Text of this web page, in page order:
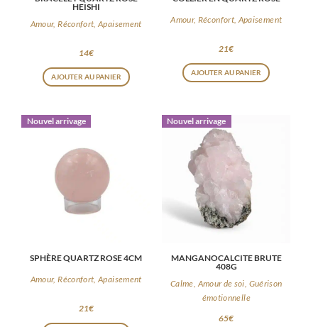
HEISHI
Amour, Réconfort, Apaisement
14€
AJOUTER AU PANIER
Amour, Réconfort, Apaisement
21€
AJOUTER AU PANIER
Nouvel arrivage
SPHÈRE QUARTZ ROSE 4CM
Amour, Réconfort, Apaisement
21€
Nouvel arrivage
MANGANOCALCITE BRUTE
408G
Calme, Amour de soi, Guérison
émotionnelle
65€